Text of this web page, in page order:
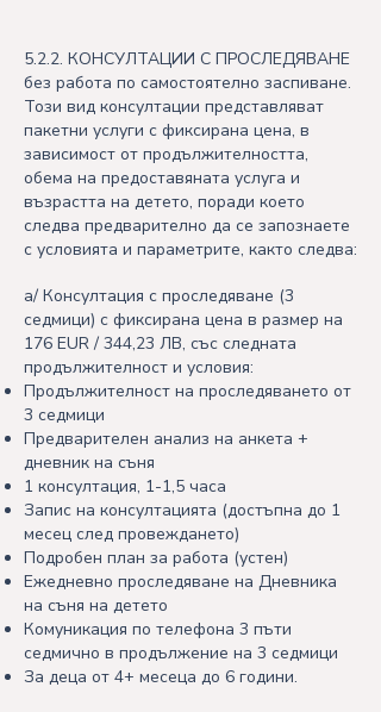
5.2.2. КОНСУЛТАЦИИ С ПРОСЛЕДЯВАНЕ
без работа по самостоятелно заспиване.
Този вид консултации представляват
пакетни услуги с фиксирана цена, в
зависимост от продължителността,
обема на предоставяната услуга и
възрастта на детето, поради което
следва предварително да се запознаете
с условията и параметрите, както следва:
а/ Консултация с проследяване (3
седмици) с фиксирана цена в размер на
176 EUR​ / 344,23 ЛВ, със следната
продължителност и условия:
Продължителност на проследяването от
3 седмици
Предварителен анализ на анкета +
дневник на съня
1 консултация, 1-1,5 часа
Запис на консултацията (достъпна до 1
месец след провеждането)
Подробен план за работа (устен)
Ежедневно проследяване на Дневника
на съня на детето
Комуникация по телефона 3 пъти
седмично в продължение на 3 седмици
За деца от 4+ месеца до 6 години.